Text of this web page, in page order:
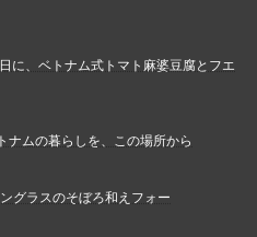
に、ベトナム式トマト麻婆豆腐とフエ
ナムの暮らしを、この場所から
グラスのそぼろ和えフォー